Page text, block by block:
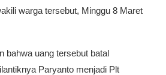
warga tersebut, Minggu 8 Maret
bahwa uang tersebut batal
Paryanto menjadi Plt